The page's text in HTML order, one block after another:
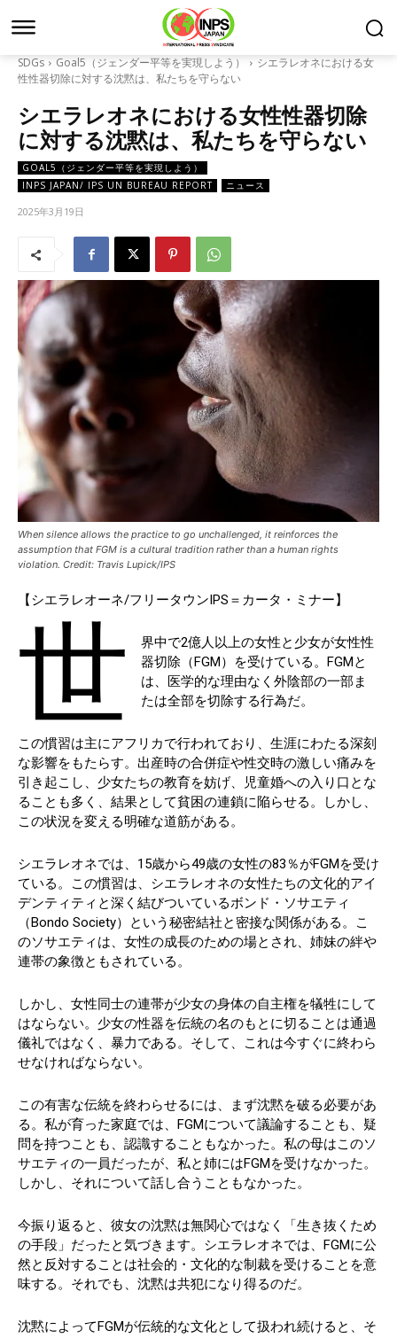
SDGs Goal5（ジェンダー平等を実現しよう）
シエラレオネにおける女
性性器切除に対する沈黙は、私たちを守らない
シエラレオネにおける女性性器切除
に対する沈黙は、私たちを守らない
GOAL5（ジェンダー平等を実現しよう）
INPS JAPAN/ IPS UN BUREAU REPORT
ニュース
2025年3月19日
When silence allows the practice to go unchallenged, it reinforces the
assumption that FGM is a cultural tradition rather than a human rights
violation. Credit: Travis Lupick/IPS
【シエラレオーネ/フリータウンIPS＝カータ・ミナー】
世
界中で2億人以上の女性と少女が女性性
器切除（FGM）を受けている。FGMと
は、医学的な理由なく外陰部の一部ま
たは全部を切除する行為だ。
この慣習は主にアフリカで行われており、生涯にわたる深刻
な影響をもたらす。出産時の合併症や性交時の激しい痛みを
引き起こし、少女たちの教育を妨げ、児童婚への入り口とな
ることも多く、結果として貧困の連鎖に陥らせる。しかし、
この状況を変える明確な道筋がある。
シエラレオネでは、15歳から49歳の女性の83％がFGMを受け
ている。この慣習は、シエラレオネの女性たちの文化的アイ
デンティティと深く結びついているボンド・ソサエティ
（Bondo Society）という秘密結社と密接な関係がある。こ
のソサエティは、女性の成長のための場とされ、姉妹の絆や
連帯の象徴ともされている。
しかし、女性同士の連帯が少女の身体の自主権を犠牲にして
はならない。少女の性器を伝統の名のもとに切ることは通過
儀礼ではなく、暴力である。そして、これは今すぐに終わら
せなければならない。
この有害な伝統を終わらせるには、まず沈黙を破る必要があ
る。私が育った家庭では、FGMについて議論することも、疑
問を持つことも、認識することもなかった。私の母はこのソ
サエティの一員だったが、私と姉にはFGMを受けなかった。
しかし、それについて話し合うこともなかった。
今振り返ると、彼女の沈黙は無関心ではなく「生き抜くため
の手段」だったと気づきます。シエラレオネでは、FGMに公
然と反対することは社会的・文化的な制裁を受けることを意
味する。それでも、沈黙は共犯になり得るのだ。
沈黙によってFGMが伝統的な文化として扱われ続けると、そ